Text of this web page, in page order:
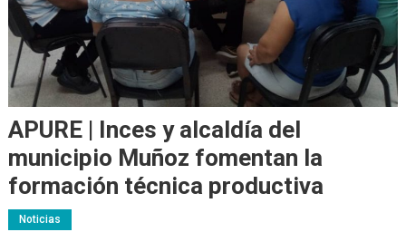
APURE | Inces y alcaldía del
municipio Muñoz fomentan la
formación técnica productiva
Noticias